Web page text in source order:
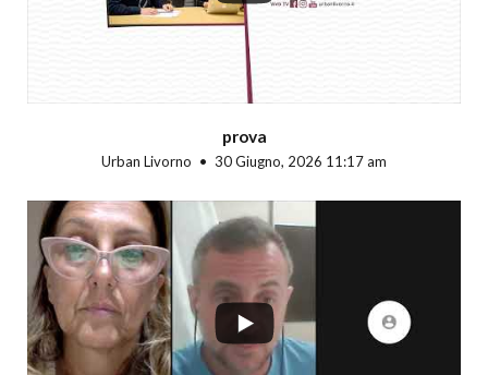
prova
Urban Livorno 30 Giugno, 2026 11:17 am